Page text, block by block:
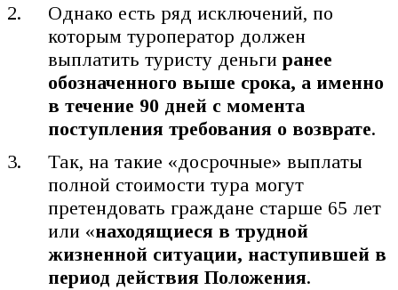
Однако есть ряд исключений, по
которым туроператор должен
выплатить туристу деньгиранее
обозначенного выше срока, а именно
в течение 90 дней с момента
поступления требования о возврате.
Так, на такие «досрочные» выплаты
полной стоимости тура могут
претендовать граждане старше 65 лет
или «находящиеся в трудной
жизненной ситуации, наступившей в
период действия Положения.